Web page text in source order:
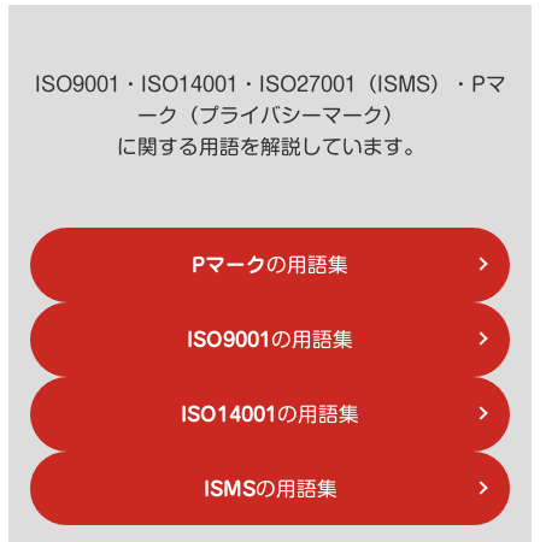
ISO9001・ISO14001・ISO27001（ISMS）・Pマ
ーク（プライバシーマーク）
に関する用語を解説しています。
Pマークの用語集
ISO9001 の用語集
ISO14001 の用語集
ISMSの用語集